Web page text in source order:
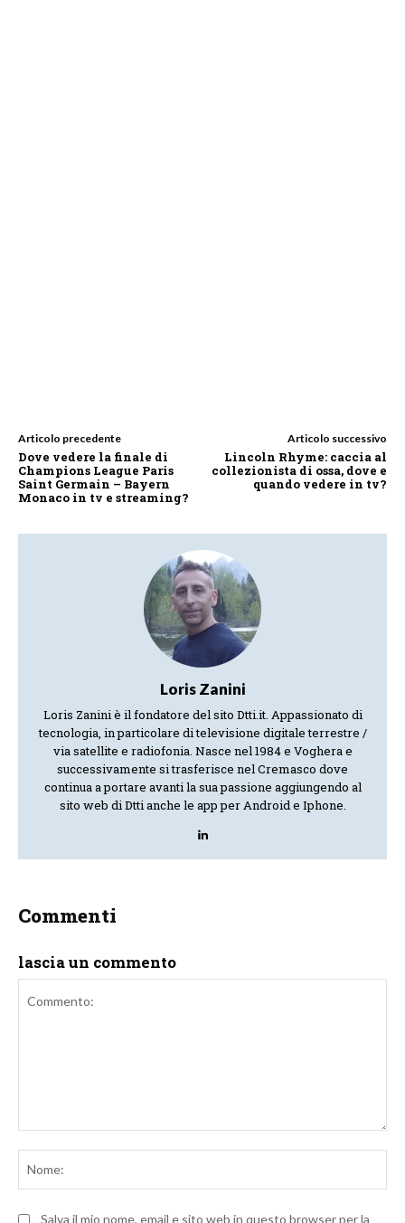
Articolo precedente
Dove vedere la finale di
Champions League Paris
Saint Germain – Bayern
Monaco in tv e streaming?
Articolo successivo
Lincoln Rhyme: caccia al
collezionista di ossa, dove e
quando vedere in tv?
Loris Zanini
Loris Zanini è il fondatore del sito Dtti.it. Appassionato di
tecnologia, in particolare di televisione digitale terrestre /
via satellite e radiofonia. Nasce nel 1984 e Voghera e
successivamente si trasferisce nel Cremasco dove
continua a portare avanti la sua passione aggiungendo al
sito web di Dtti anche le app per Android e Iphone.
Commenti
lascia un commento
Salva il mio nome, email e sito web in questo browser per la